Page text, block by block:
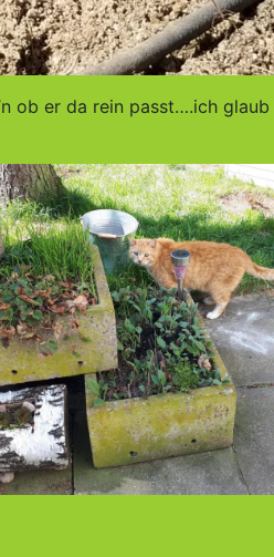
ob er da rein passt….ich glaub